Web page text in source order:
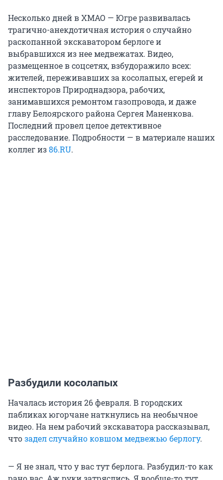
Несколько дней в ХМАО — Югре развивалась
трагично-анекдотичная история о случайно
раскопанной экскаватором берлоге и
выбравшихся из нее медвежатах. Видео,
размещенное в соцсетях, взбудоражило всех:
жителей, переживавших за косолапых, егерей и
инспекторов Природнадзора, рабочих,
занимавшихся ремонтом газопровода, и даже
главу Белоярского района Сергея Маненкова.
Последний провел целое детективное
расследование. Подробности — в материале наших
коллег из86.RU.
Разбудили косолапых
Началась история 26 февраля. В городских
пабликах югорчане наткнулись на необычное
видео. На нем рабочий экскаватора рассказывал,
чтозадел случайно ковшом медвежью берлогу.
— Я не знал, что у вас тут берлога. Разбудил-то как